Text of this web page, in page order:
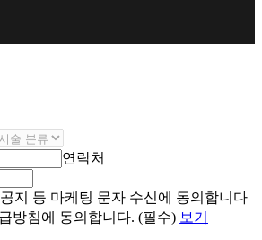
연락처
지 등 마케팅 문자 수신에 동의합니다
방침에 동의합니다. (필수) 보기